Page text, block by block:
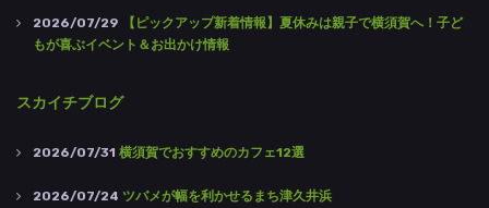
2026/07/29 【ピックアップ新着情報】夏休みは親子で横須賀へ！子ど
もが喜ぶイベント＆お出かけ情報
スカイチブログ
2026/07/31 横須賀でおすすめのカフェ12選
2026/07/24 ツバメが幅を利かせるまち津久井浜